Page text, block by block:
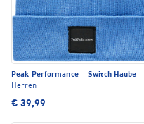
Peak Performance · Switch Haube
Herren
€ 39,99